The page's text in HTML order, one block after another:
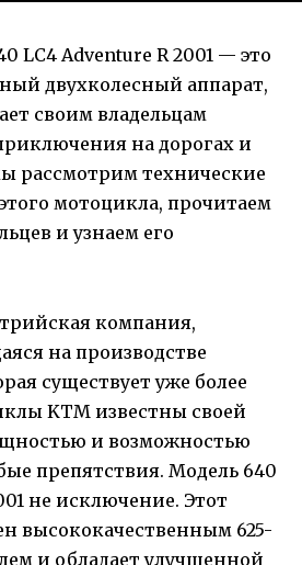
LC4 Adventure R 2001 — это
двухколесный аппарат,
своим владельцам
на дорогах и
рассмотрим технические
мотоцикла, прочитаем
и узнаем его
компания,
на производстве
существует уже более
KTM известны своей
и возможностью
препятствия. Модель 640
не исключение. Этот
высококачественным 625-
и обладает улучшенной